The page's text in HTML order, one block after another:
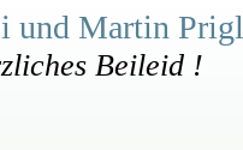
und Martin
Beileid !